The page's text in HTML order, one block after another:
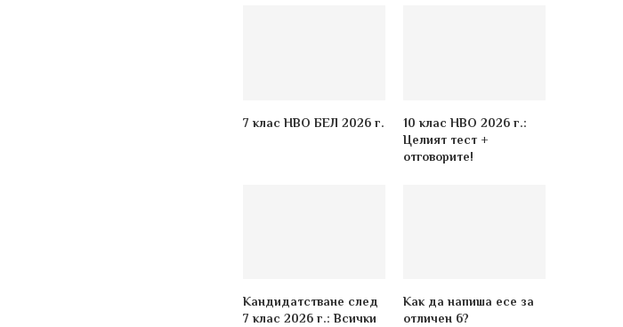
7 клас НВО БЕЛ 2026 г.
10 клас НВО 2026 г.:
Целият тест +
отговорите!
Кандидатстване след
7 клас 2026 г.: Всички
Как да напиша есе за
отличен 6?